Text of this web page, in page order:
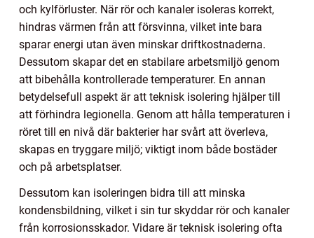
och kylförluster. När rör och kanaler isoleras korrekt,
hindras värmen från att försvinna, vilket inte bara
sparar energi utan även minskar driftkostnaderna.
Dessutom skapar det en stabilare arbetsmiljö genom
att bibehålla kontrollerade temperaturer. En annan
betydelsefull aspekt är att teknisk isolering hjälper till
att förhindra legionella. Genom att hålla temperaturen i
röret till en nivå där bakterier har svårt att överleva,
skapas en tryggare miljö; viktigt inom både bostäder
och på arbetsplatser.
Dessutom kan isoleringen bidra till att minska
kondensbildning, vilket i sin tur skyddar rör och kanaler
från korrosionsskador. Vidare är teknisk isolering ofta